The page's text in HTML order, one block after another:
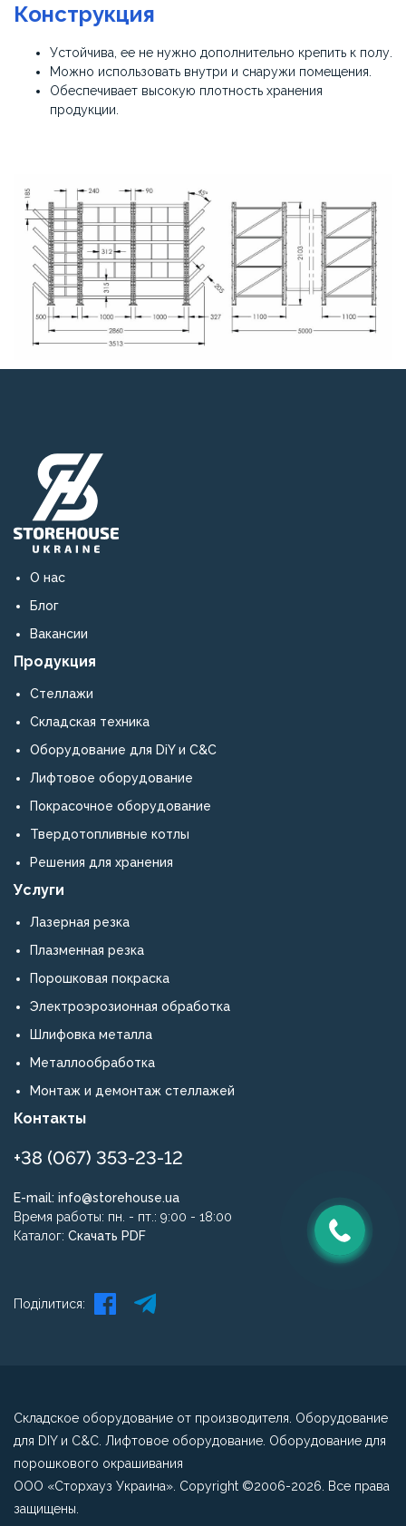
Конструкция
Устойчива, ее не нужно дополнительно крепить к полу.
Можно использовать внутри и снаружи помещения.
Обеспечивает высокую плотность хранения
продукции.
О нас
Блог
Вакансии
Продукция
Стеллажи
Складская техника
Оборудование для DiY и C&C
Лифтовое оборудование
Покрасочное оборудование
Твердотопливные котлы
Решения для хранения
Услуги
Лазерная резка
Плазменная резка
Порошковая покраска
Электроэрозионная обработка
Шлифовка металла
Металлообработка
Монтаж и демонтаж стеллажей
Контакты
+38 (067) 353-23-12
E-mail: info@storehouse.ua
Время работы: пн. - пт.: 9:00 - 18:00
Каталог: Скачать PDF
Поділитися:
Складское оборудование от производителя. Оборудование
для DIY и C&C. Лифтовое оборудование. Оборудование для
порошкового окрашивания
ООО «Сторхауз Украина». Copyright ©2006-2026. Все права
защищены.